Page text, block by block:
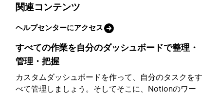
関連コンテンツ
ヘルプセンターにアクセス
すべての作業を自分のダッシュボードで整理・
管理・把握
カスタムダッシュボードを作って、自分のタスクをす
べて管理しましょう。そしてそこに、Notionのワー